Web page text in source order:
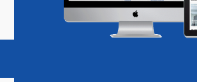
Magazine Podcasts